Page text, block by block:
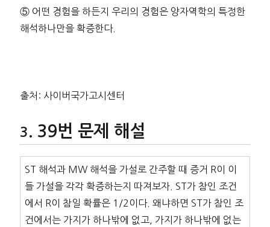
⑤ 어떤 경험을 하든지 우리의 경험은 양자역학의 특정한
해석하나만을 확증한다.
출처: 사이버국가고시센터
39번 문제 해설
ST 해석과 MW 해석을 가설로 간주할 때 증거 R이 이
들 가설을 각각 확증하는지 따져보자. ST가 참인 조건
에서 R이 참일 확률은 1/2이다. 왜냐하면 ST가 참인 조
건에서는 가지가 하나밖에 없고, 가지가 하나밖에 없는